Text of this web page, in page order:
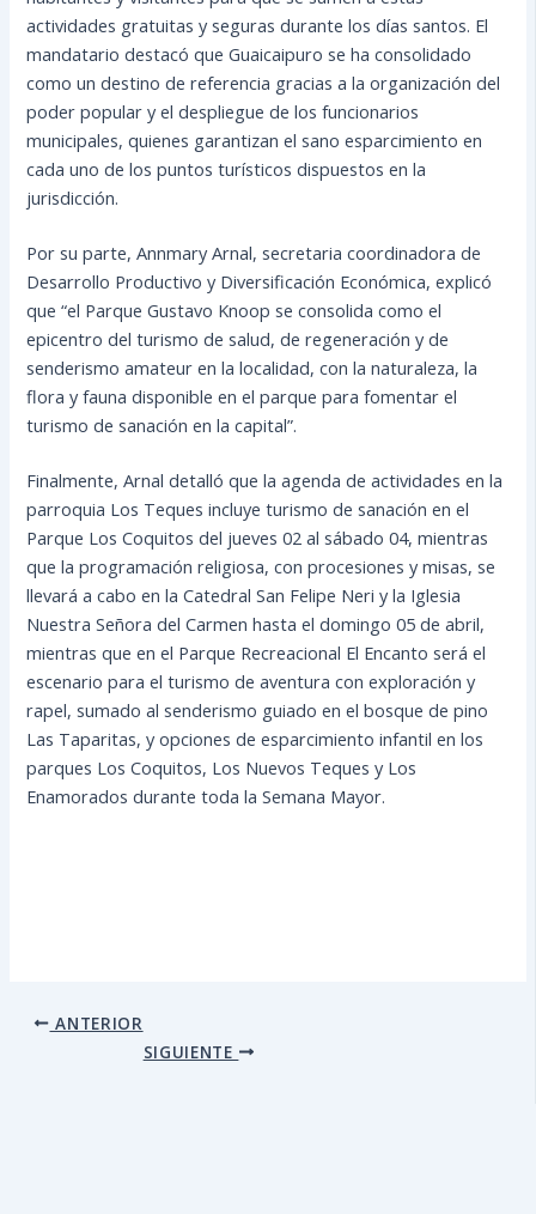
actividades gratuitas y seguras durante los días santos. El
mandatario destacó que Guaicaipuro se ha consolidado
como un destino de referencia gracias a la organización del
poder popular y el despliegue de los funcionarios
municipales, quienes garantizan el sano esparcimiento en
cada uno de los puntos turísticos dispuestos en la
jurisdicción.
Por su parte, Annmary Arnal, secretaria coordinadora de
Desarrollo Productivo y Diversificación Económica, explicó
que “el Parque Gustavo Knoop se consolida como el
epicentro del turismo de salud, de regeneración y de
senderismo amateur en la localidad, con la naturaleza, la
flora y fauna disponible en el parque para fomentar el
turismo de sanación en la capital”.
Finalmente, Arnal detalló que la agenda de actividades en la
parroquia Los Teques incluye turismo de sanación en el
Parque Los Coquitos del jueves 02 al sábado 04, mientras
que la programación religiosa, con procesiones y misas, se
llevará a cabo en la Catedral San Felipe Neri y la Iglesia
Nuestra Señora del Carmen hasta el domingo 05 de abril,
mientras que en el Parque Recreacional El Encanto será el
escenario para el turismo de aventura con exploración y
rapel, sumado al senderismo guiado en el bosque de pino
Las Taparitas, y opciones de esparcimiento infantil en los
parques Los Coquitos, Los Nuevos Teques y Los
Enamorados durante toda la Semana Mayor.
ANTERIOR
SIGUIENTE